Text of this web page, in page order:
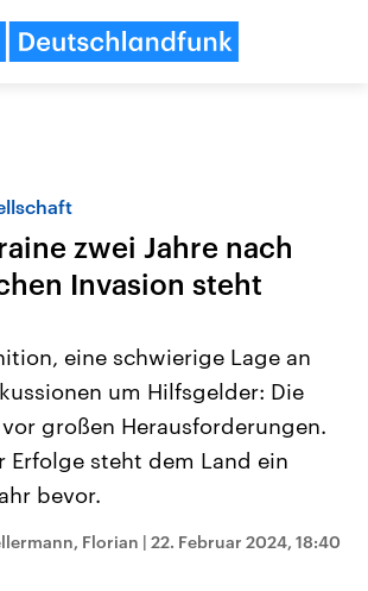
Analysen und
militärisch
Staaten zu
der Erde,
Nahostkonflikt
Aktuelle Lage und
Der Überfall der
Terrororganisation Hamas
Diese wird wie die
zwei Jahre nach
Invasion steht
eine schwierige Lage an
um Hilfsgelder: Die
großen Herausforderungen.
Erfolge steht dem Land ein
bevor.
Florian | 22. Februar 2024, 18:40